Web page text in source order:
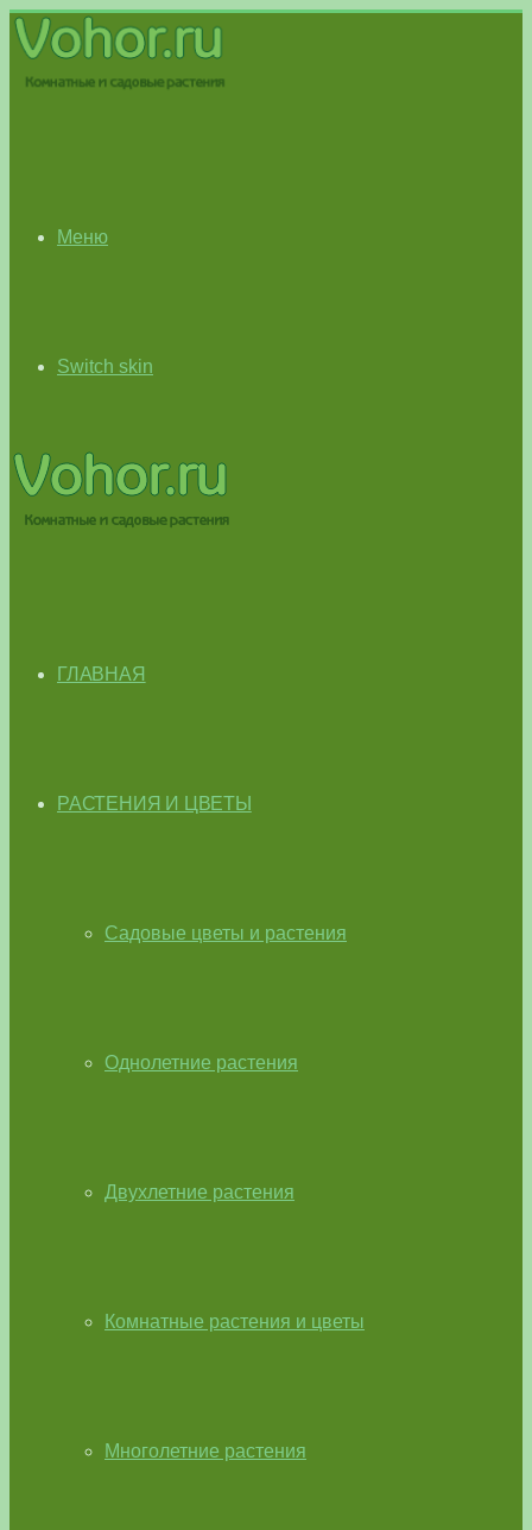
Меню
Switch skin
ГЛАВНАЯ
РАСТЕНИЯ И ЦВЕТЫ
Садовые цветы и растения
Однолетние растения
Двухлетние растения
Комнатные растения и цветы
Многолетние растения